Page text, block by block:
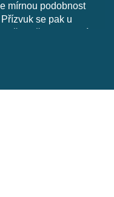
mírnou podobnost
se pak u
slov, kvality či
kteří
z maďarštiny